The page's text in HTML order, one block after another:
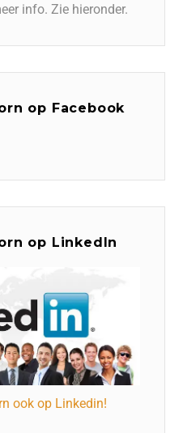
info. Zie hieronder.
op Facebook
op LinkedIn
ook op Linkedin!